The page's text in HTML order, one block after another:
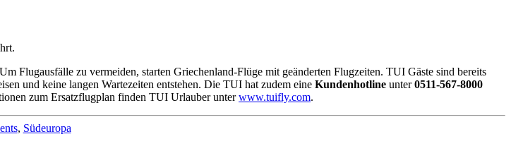
Flugausfälle zu vermeiden, starten Griechenland-Flüge mit geänderten Flugzeiten. TUI Gäste sind bereits
und keine langen Wartezeiten entstehen. Die TUI hat zudem eine Kundenhotline unter0511-567-8000
zum Ersatzflugplan finden TUI Urlauber unterwww.tuifly.com.
, Südeuropa